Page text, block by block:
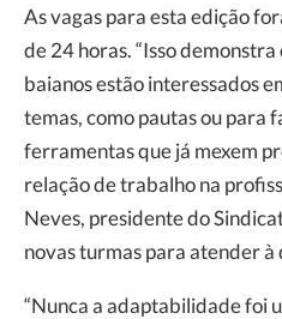
As vagas para esta edição
de 24 horas. “Isso
baianos estão interessados
temas, como pautas ou para
ferramentas que já mexem
relação de trabalho na
Neves, presidente do
novas turmas para atender à
“Nunca a adaptabilidade foi